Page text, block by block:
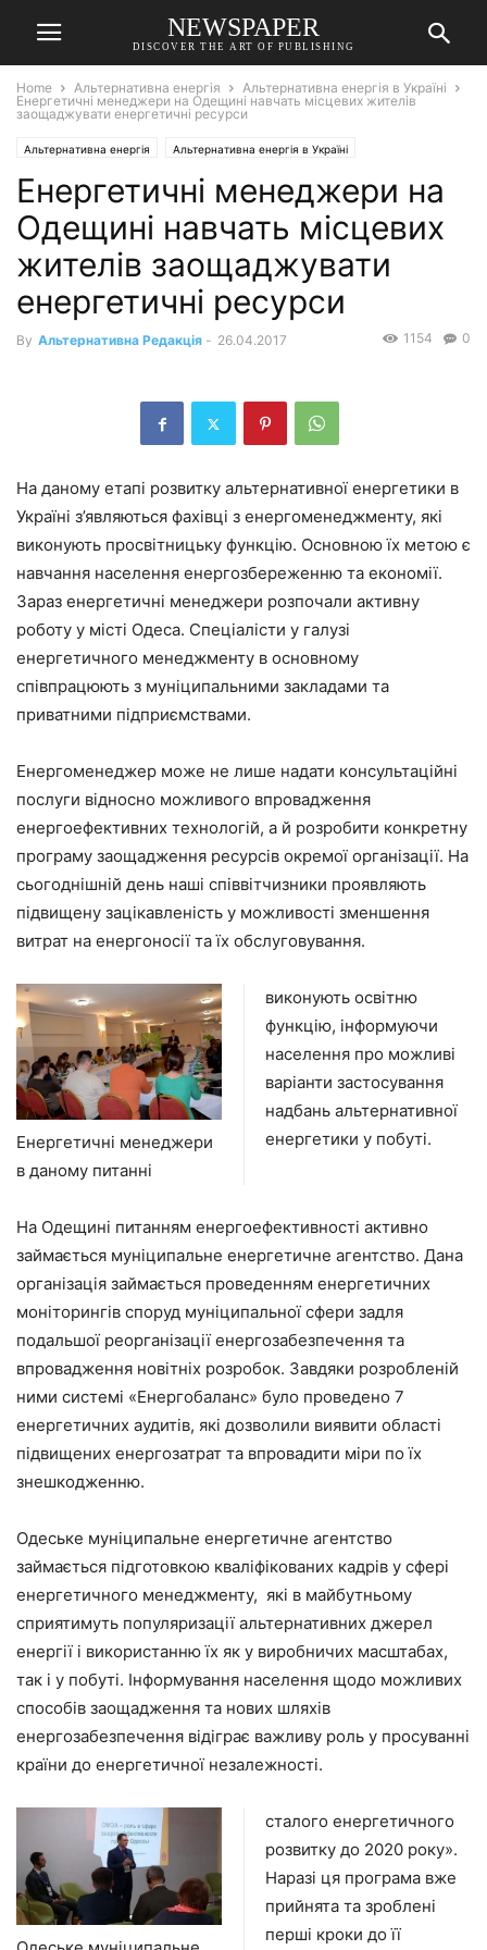
NEWSPAPER
DISCOVER THE ART OF PUBLISHING
Home Альтернативна енергія
Альтернативна енергія в Україні
Енергетичні менеджери на Одещині навчать місцевих жителів
заощаджувати енергетичні ресурси
Альтернативна енергія Альтернативна енергія в Україні
Енергетичні менеджери на
Одещині навчать місцевих
жителів заощаджувати
енергетичні ресурси
By Альтернативна Редакція - 26.04.2017 0
1154
На даному етапі розвитку альтернативної енергетики в
Україні з’являються фахівці з енергоменеджменту, які
виконують просвітницьку функцію. Основною їх метою є
навчання населення енергозбереженню та економії.
Зараз енергетичні менеджери розпочали активну
роботу у місті Одеса. Спеціалісти у галузі
енергетичного менеджменту в основному
співпрацюють з муніципальними закладами та
приватними підприємствами.
Енергоменеджер може не лише надати консультаційні
послуги відносно можливого впровадження
енергоефективних технологій, а й розробити конкретну
програму заощадження ресурсів окремої організації. На
сьогоднішній день наші співвітчизники проявляють
підвищену зацікавленість у можливості зменшення
витрат на енергоносії та їх обслуговування.
Енергетичні менеджери
в даному питанні
виконують освітню
функцію, інформуючи
населення про можливі
варіанти застосування
надбань альтернативної
енергетики у побуті.
На Одещині питанням енергоефективності активно
займається муніципальне енергетичне агентство. Дана
організація займається проведенням енергетичних
моніторингів споруд муніципальної сфери задля
подальшої реорганізації енергозабезпечення та
впровадження новітніх розробок. Завдяки розробленій
ними системі «Енергобаланс» було проведено 7
енергетичних аудитів, які дозволили виявити області
підвищених енергозатрат та впровадити міри по їх
знешкодженню.
Одеське муніципальне енергетичне агентство
займається підготовкою кваліфікованих кадрів у сфері
енергетичного менеджменту, які в майбутньому
сприятимуть популяризації альтернативних джерел
енергії і використанню їх як у виробничих масштабах,
так і у побуті. Інформування населення щодо можливих
способів заощадження та нових шляхів
енергозабезпечення відіграє важливу роль у просуванні
країни до енергетичної незалежності.
сталого енергетичного
розвитку до 2020 року».
Наразі ця програма вже
прийнята та зроблені
перші кроки до її